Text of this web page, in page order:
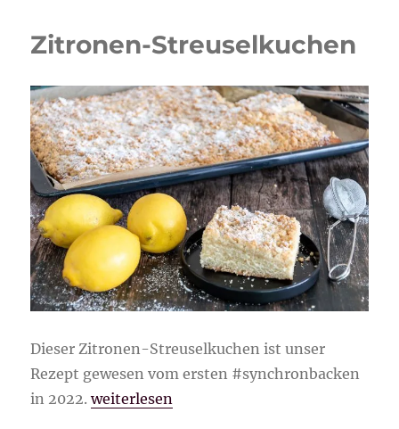
Nougatfüllung
Zitronen-Streuselkuchen
Dieser Zitronen-Streuselkuchen ist unser
Rezept gewesen vom ersten #synchronbacken
in 2022.„Zitronen-Streuselkuchen“
weiterlesen